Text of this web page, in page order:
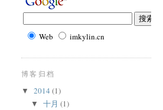
Web imkylin.cn
博客归档
▼ 2014 (1)
▼ 十月 (1)